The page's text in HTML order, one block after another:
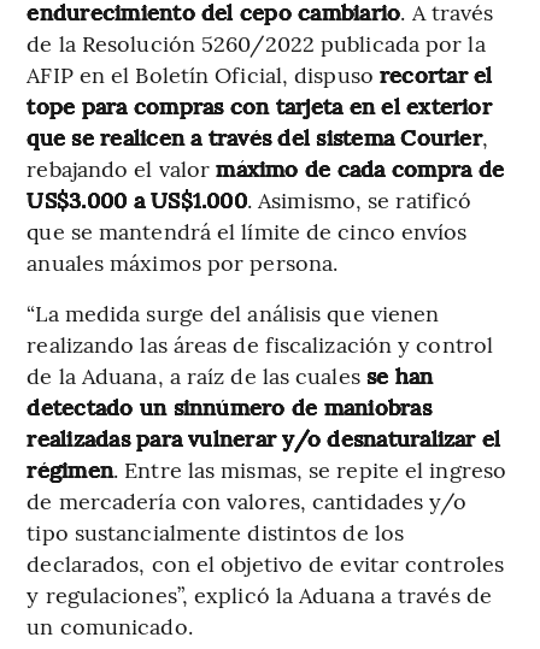
endurecimiento del cepo cambiario. A través
de la Resolución 5260/2022 publicada por la
AFIP en el Boletín Oficial, dispuso recortar el
tope para compras con tarjeta en el exterior
que se realicen a través del sistema Courier,
rebajando el valormáximo de cada compra de
US$3.000 a US$1.000. Asimismo, se ratificó
que se mantendrá el límite de cinco envíos
anuales máximos por persona.
“La medida surge del análisis que vienen
realizando las áreas de fiscalización y control
de la Aduana, a raíz de las cuales se han
detectado un sinnúmero de maniobras
realizadas para vulnerar y/o desnaturalizar el
régimen. Entre las mismas, se repite el ingreso
de mercadería con valores, cantidades y/o
tipo sustancialmente distintos de los
declarados, con el objetivo de evitar controles
y regulaciones”, explicó la Aduana a través de
un comunicado.